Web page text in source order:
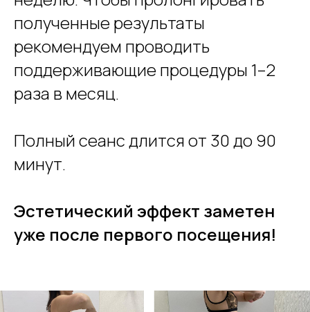
полученные результаты
рекомендуем проводить
поддерживающие процедуры 1–2
раза в месяц.
Полный сеанс длится от 30 до 90
минут.
Эстетический эффект заметен
уже после первого посещения!